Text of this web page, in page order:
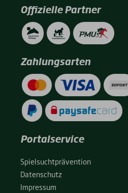
Offizielle Partner
Zahlungsarten
Portalservice
Spiel­sucht­prä­ven­ti­on
Daten­schutz
Impres­sum